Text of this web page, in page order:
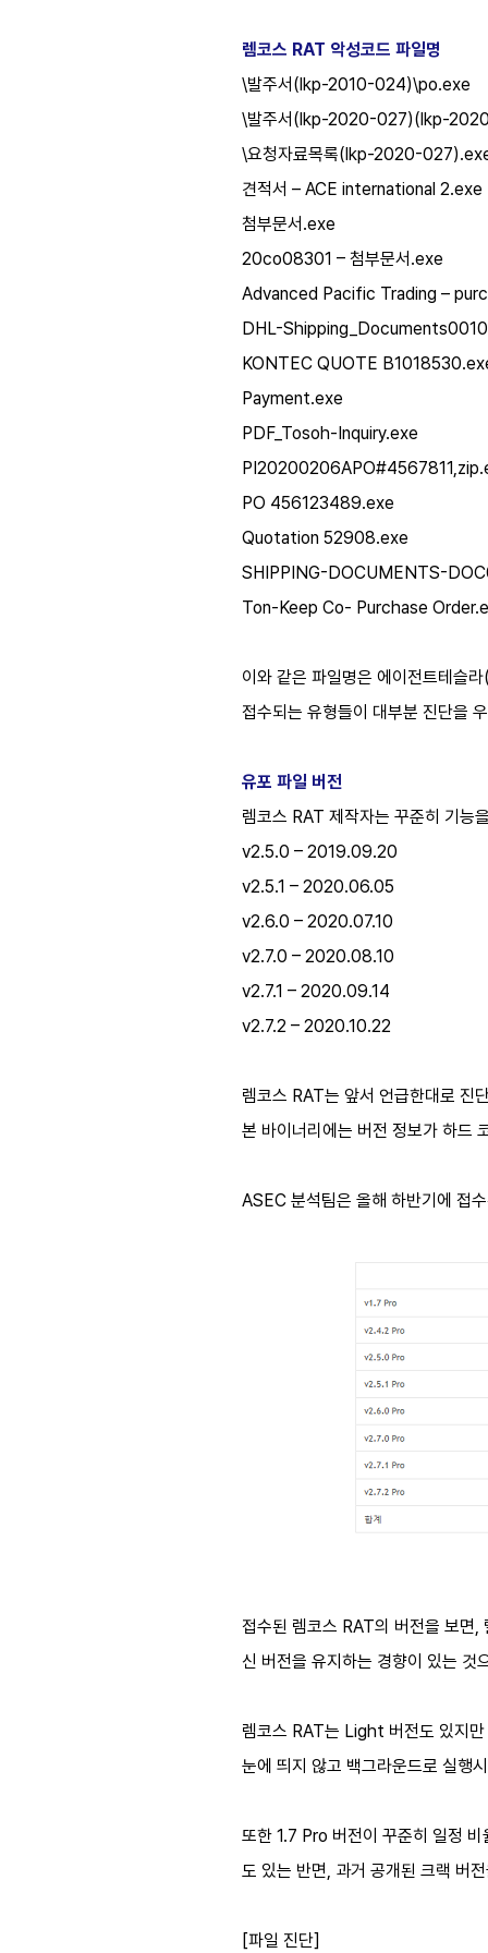
렘코스 RAT 악성코드 파일명
\발주서(lkp-2010-024)\po.exe
\발주서(lkp-2020-027)(lkp-
\요청자료목록(lkp-2020-
견적서 – ACE international 2.exe
첨부문서.exe
20co08301 – 첨부문서.exe
Advanced Pacific Trading –
DHL-
KONTEC QUOTE
Payment.exe
PDF_Tosoh-Inquiry.exe
PO 456123489.exe
Quotation 52908.exe
SHIPPING-DOCUMENTS-
Ton-Keep Co- Purchase
이와 같은 파일명은 에이전트테슬
접수되는 유형들이 대부분 진단을
유포 파일 버전
렘코스 RAT 제작자는 꾸준히 기능
v2.5.0 – 2019.09.20
v2.5.1 – 2020.06.05
v2.6.0 – 2020.07.10
v2.7.0 – 2020.08.10
v2.7.1 – 2020.09.14
v2.7.2 – 2020.10.22
렘코스 RAT는 앞서 언급한대로 진
본 바이너리에는 버전 정보가 하드
ASEC 분석팀은 올해 하반기에 접
접수된 렘코스 RAT의 버전을 보면,
신 버전을 유지하는 경향이 있는 것
렘코스 RAT는 Light 버전도 있지
눈에 띄지 않고 백그라운드로 실행
또한 1.7 Pro 버전이 꾸준히 일정
도 있는 반면, 과거 공개된 크랙 버
[파일 진단]